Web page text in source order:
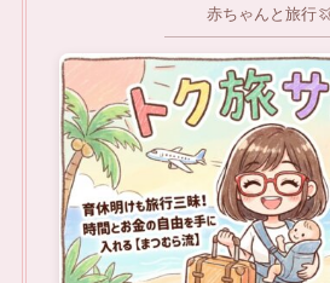
赤ちゃんと旅行